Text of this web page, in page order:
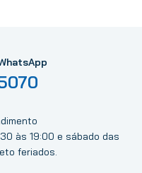
às 19:00 e sábado das
feriados.